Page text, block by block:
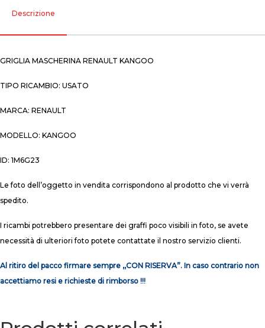
Descrizione
GRIGLIA MASCHERINA RENAULT KANGOO
TIPO RICAMBIO: USATO
MARCA: RENAULT
MODELLO: KANGOO
ID: 1M6G23
Le foto dell’oggetto in vendita corrispondono al prodotto che vi verrà
spedito.
I ricambi potrebbero presentare dei graffi poco visibili in foto, se avete
necessità di ulteriori foto potete contattate il nostro servizio clienti.
Al ritiro del pacco firmare sempre ,,CON RISERVA”. In caso contrario non
accettiamo resi e richieste di rimborso !!!